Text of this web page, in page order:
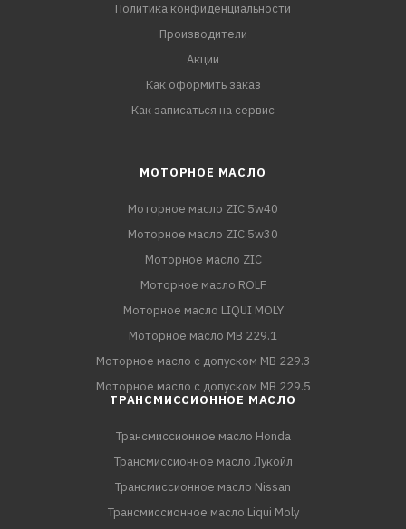
Политика конфиденциальности
Производители
Акции
Как оформить заказ
Как записаться на сервис
МОТОРНОЕ МАСЛО
Моторное масло ZIC 5w40
Моторное масло ZIC 5w30
Моторное масло ZIC
Моторное масло ROLF
Моторное масло LIQUI MOLY
Моторное масло MB 229.1
Моторное масло с допуском MB 229.3
Моторное масло с допуском MB 229.5
ТРАНСМИССИОННОЕ МАСЛО
Трансмиссионное масло Honda
Трансмиссионное масло Лукойл
Трансмиссионное масло Nissan
Трансмиссионное масло Liqui Moly